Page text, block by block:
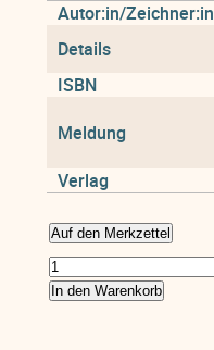
Autor:in/Zeichner:in
Details
ISBN
Meldung
Verlag
Auf den Merkzettel
In den Warenkorb